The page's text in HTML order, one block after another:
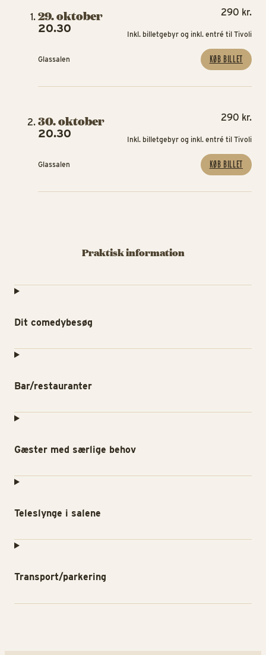
29. oktober
20.30
Glassalen
290 kr.
Inkl. billetgebyr og inkl. entré til Tivoli
KØB BILLET
30. oktober
20.30
Glassalen
290 kr.
Inkl. billetgebyr og inkl. entré til Tivoli
KØB BILLET
Praktisk information
Dit comedybesøg
Bar/restauranter
Gæster med særlige behov
Teleslynge i salene
Transport/parkering